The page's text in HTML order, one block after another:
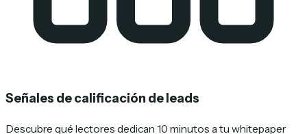
Señales de calificación de leads
Descubre qué lectores dedican 10 minutos a tu whitepaper